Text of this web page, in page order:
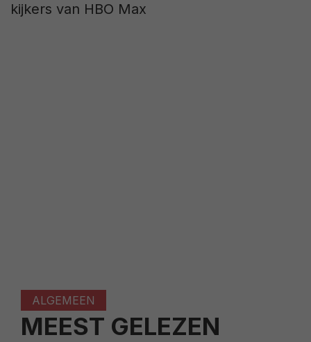
kijkers van HBO Max
ALGEMEEN
MEEST GELEZEN